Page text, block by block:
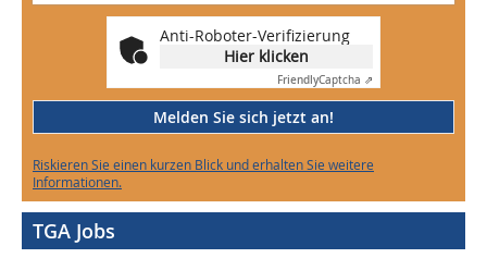
Anti-Roboter-Verifizierung
Hier klicken
FriendlyCaptcha ⇗
Melden Sie sich jetzt an!
Riskieren Sie einen kurzen Blick und erhalten Sie weitere
Informationen.
TGA Jobs